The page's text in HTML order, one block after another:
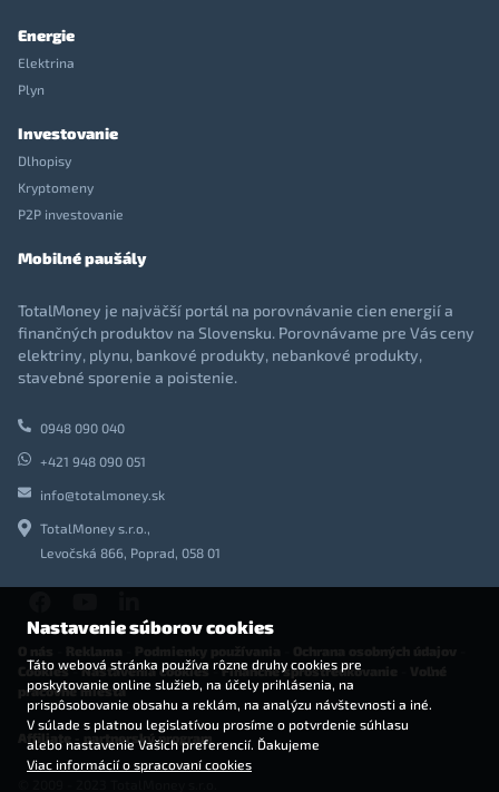
Energie
Elektrina
Plyn
Investovanie
Dlhopisy
Kryptomeny
P2P investovanie
Mobilné paušály
TotalMoney je najväčší portál na porovnávanie cien energií a
finančných produktov na Slovensku. Porovnávame pre Vás ceny
elektriny, plynu, bankové produkty, nebankové produkty,
stavebné sporenie a poistenie.
0948 090 040
+421 948 090 051
info@totalmoney.sk
TotalMoney s.r.o.,
Levočská 866, Poprad, 058 01
Cookies-Nastavenia cookies -Finančné sprostredkovanie
pracovné miesta
Affiliate - partnerský program
Nastavenie súborov cookies
Táto webová stránka používa rôzne druhy cookies pre
poskytovanie online služieb, na účely prihlásenia, na
prispôsobovanie obsahu a reklám, na analýzu návštevnosti a iné.
V súlade s platnou legislatívou prosíme o potvrdenie súhlasu
alebo nastavenie Vašich preferencií. Ďakujeme
Viac informácií o spracovaní cookies